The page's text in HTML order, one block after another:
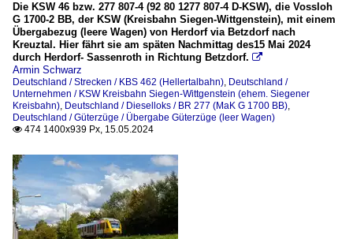
Die KSW 46 bzw. 277 807-4 (92 80 1277 807-4 D-KSW), die Vossloh
G 1700-2 BB, der KSW (Kreisbahn Siegen-Wittgenstein), mit einem
Übergabezug (leere Wagen) von Herdorf via Betzdorf nach
Kreuztal. Hier fährt sie am späten Nachmittag des15 Mai 2024
durch Herdorf- Sassenroth in Richtung Betzdorf. 
Armin Schwarz
Deutschland / Strecken / KBS 462 (Hellertalbahn), Deutschland /
Unternehmen / KSW Kreisbahn Siegen-Wittgenstein (ehem. Siegener
Kreisbahn), Deutschland / Dieselloks / BR 277 (MaK G 1700 BB),
Deutschland / Güterzüge / Übergabe Güterzüge (leer Wagen)
 474 1400x939 Px, 15.05.2024